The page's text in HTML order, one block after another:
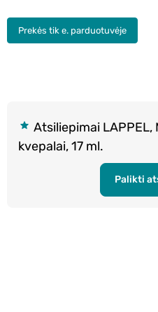
Atsiliepimai LAPPEL,
kvepalai, 17 ml.
Palikti
Prekės tik e. parduotuvėje